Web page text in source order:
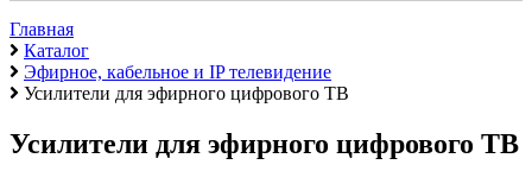
Главная
Каталог
Эфирное, кабельное и IP телевидение
Усилители для эфирного цифрового ТВ
Усилители для эфирного цифрового ТВ